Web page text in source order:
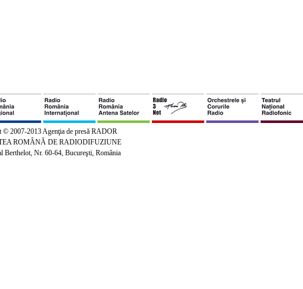
© 2007-2013 Agenţia de presă RADOR
ROMÂNĂ DE RADIODIFUZIUNE
Berthelot, Nr. 60-64, Bucureşti, România